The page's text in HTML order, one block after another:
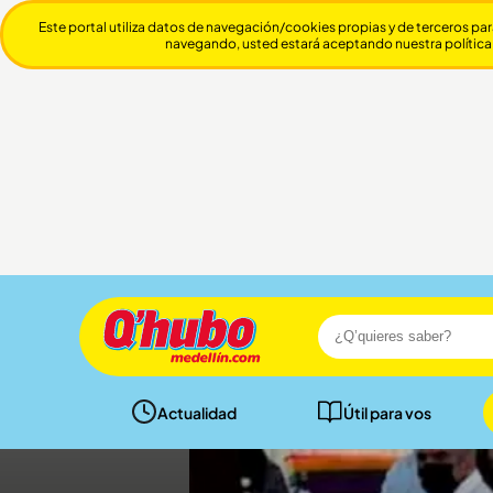
Actualidad Útil para vos
Este portal utiliza datos de navegación/cookies propias y de terceros
navegando, usted estará aceptando nuestra